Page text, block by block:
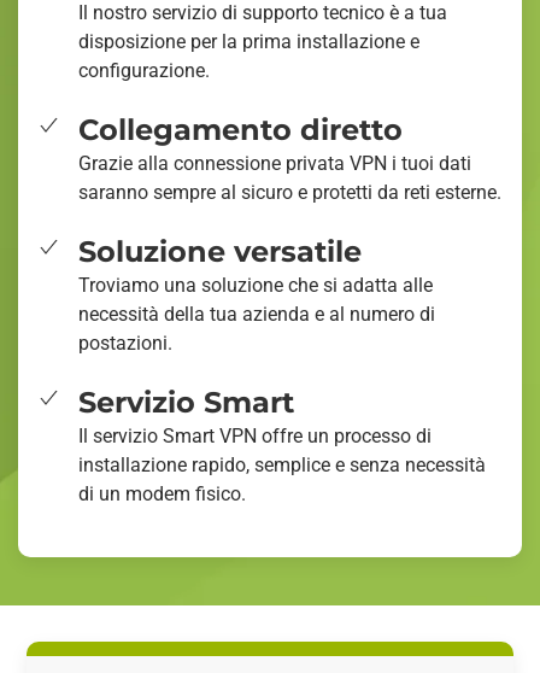
Il nostro servizio di supporto tecnico è a tua
disposizione per la prima installazione e
configurazione.
Collegamento diretto
Grazie alla connessione privata VPN i tuoi dati
saranno sempre al sicuro e protetti da reti esterne.
Soluzione versatile
Troviamo una soluzione che si adatta alle
necessità della tua azienda e al numero di
postazioni.
Servizio Smart
Il servizio Smart VPN offre un processo di
installazione rapido, semplice e senza necessità
di un modem fisico.